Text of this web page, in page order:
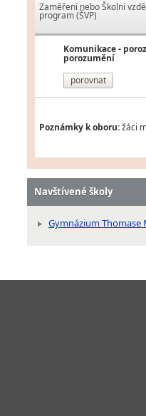
Zaměření nebo Školní
program (ŠVP)
Komunikace -
porozumění
porovnat
Poznámky k oboru:žáci
Navštívené školy
Gymnázium Thomase